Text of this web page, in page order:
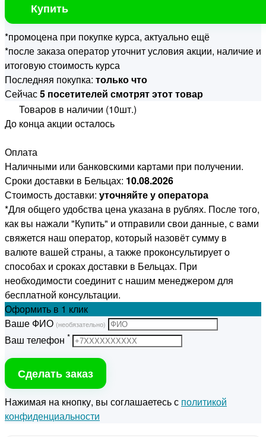
Купить
*промоцена при покупке курса, актуально ещё
*после заказа оператор уточнит условия акции, наличие и
итоговую стоимость курса
Последняя покупка: только что
Сейчас5 посетителей смотрят этот товар
Товаров в наличии (10шт.)
До конца акции осталось
Оплата
Наличными или банковскими картами при получении.
Сроки доставки в Бельцах: 10.08.2026
Стоимость доставки: уточняйте у оператора
*Для общего удобства цена указана в рублях. После того,
как вы нажали "Купить" и отправили свои данные, с вами
свяжется наш оператор, который назовёт сумму в
валюте вашей страны, а также проконсультирует о
способах и сроках доставки в Бельцах. При
необходимости соединит с нашим менеджером для
бесплатной консультации.
Оформить в 1 клик
Ваше ФИО (необязательно)
Ваш телефон *
Сделать заказ
Нажимая на кнопку, вы соглашаетесь с политикой
конфиденциальности